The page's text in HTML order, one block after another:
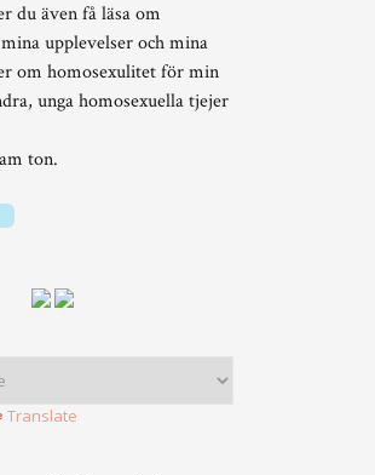
du även få läsa om
upplevelser och mina
om homosexulitet för min
unga homosexuella tjejer
ton.
Translate